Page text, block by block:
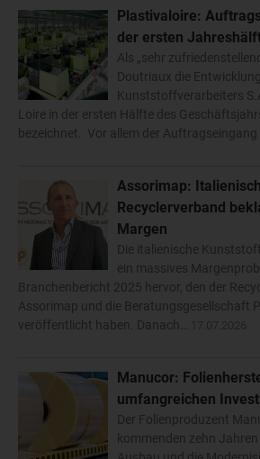
Plastivaloire:
der ersten
Als „sehr
Doutriaux die
Kunststoffverarbeiters
Loire in der ersten Hälfte des
bezeichnet. Vor allem der Auftragseingang
Assorimap:
Recyclerverband
Margen
Die italienische
ein massives
Branchenbericht 2025 hervor, den der
Assorimap und die Beratungsgesellschaft
veröffentlicht haben. Danach…
Manucor:
umfangreichen
Der Folienproduzent
kommenden zehn Jahren